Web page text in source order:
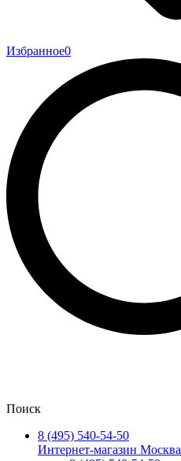
Избранное0
Поиск
8 (495) 540-54-50
Интернет-магазин Москва